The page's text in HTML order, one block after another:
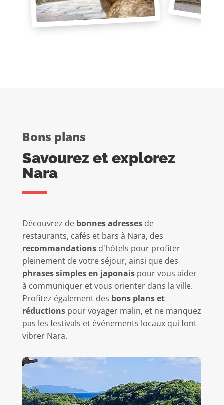
Bons plans
Savourez et explorez
Nara
Découvrez de bonnes adressesde
restaurants, cafés et bars à Nara, des
recommandationsd'hôtels pour profiter
pleinement de votre séjour, ainsi que des
phrases simples en japonaispour vous aider
à communiquer et vous orienter dans la ville.
Profitez également des bons plans et
réductionspour voyager malin, et ne manquez
pas les festivals et événements locaux qui font
vibrer Nara.